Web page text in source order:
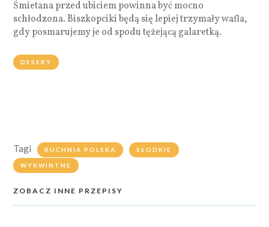
Śmietana przed ubiciem powinna być mocno
schłodzona. Biszkopciki będą się lepiej trzymały wafla,
gdy posmarujemy je od spodu tężejącą galaretką.
DESERY
Tagi KUCHNIA POLSKA SŁODKIE
WYKWINTNE
ZOBACZ INNE PRZEPISY